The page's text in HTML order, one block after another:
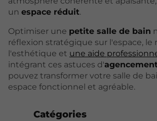
Catégories
un espace réduit.
Optimiser une petite salle de bain
réflexion stratégique sur l'espace, le
l'esthétique et une aide
intégrant ces astuces d'
pouvez transformer votre salle de
espace fonctionnel et agréable.